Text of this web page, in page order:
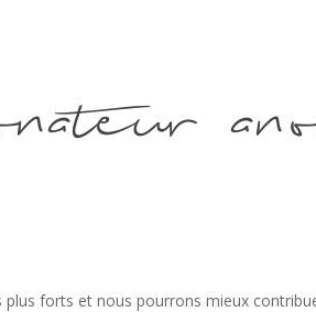
forts et nous pourrons mieux